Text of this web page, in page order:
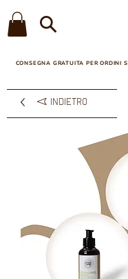
CONSEGNA GRATUITA PER ORDINI
INDIETRO